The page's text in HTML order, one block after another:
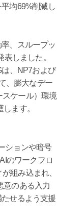
均69%削減し
、スループッ
表しました。
、NP7および
、膨大なデー
ケール）環境
ます。
ションや暗号
のワークフロ
組み込まれ、
意のある入力
せるよう支援